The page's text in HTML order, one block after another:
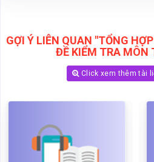
GỢI Ý LIÊN QUAN "TỔNG
ĐỀ KIỂM TRA MÔN
Click xem thêm tài